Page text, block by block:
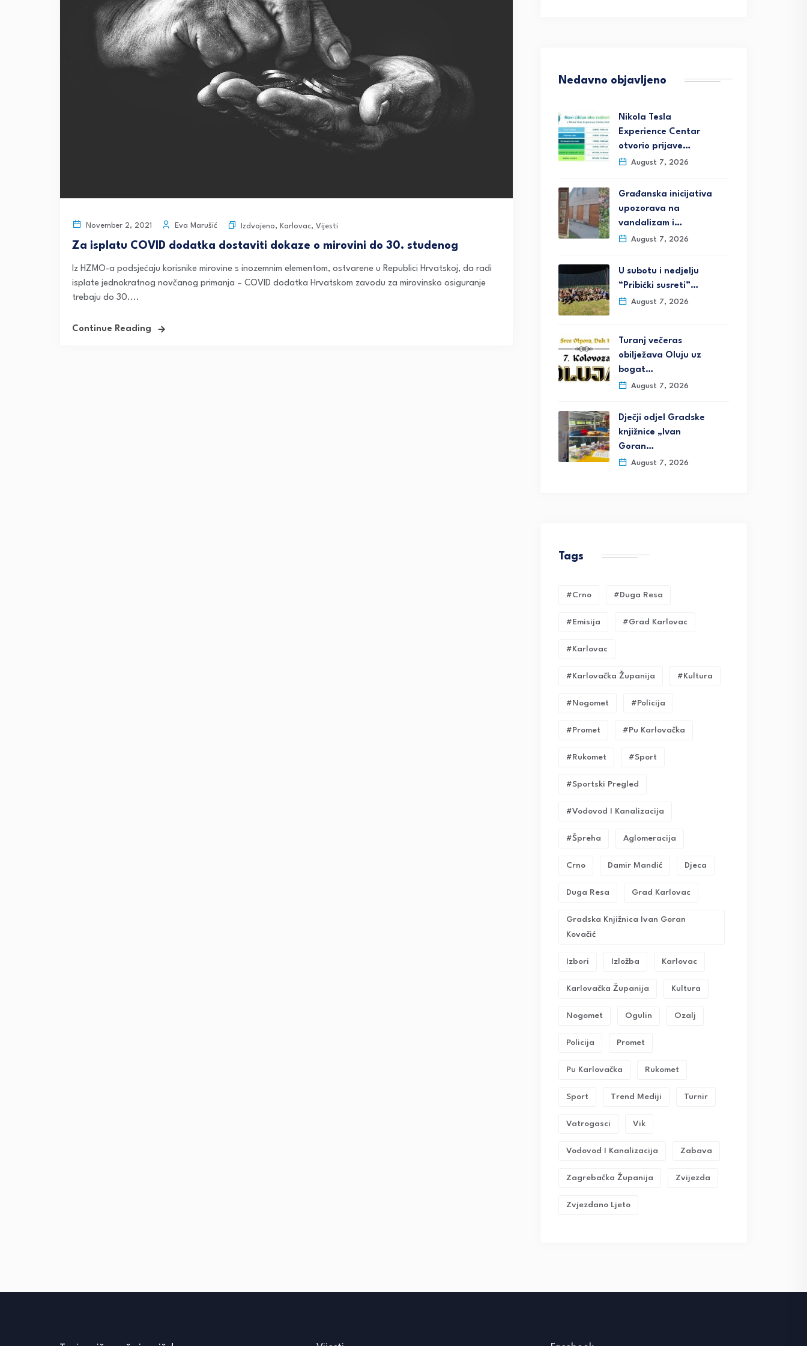
November 2, 2021 Eva Marušić Izdvojeno, Karlovac, Vijesti
Za isplatu COVID dodatka dostaviti dokaze o mirovini do 30. studenog
Iz HZMO-a podsjećaju korisnike mirovine s inozemnim elementom, ostvarene u Republici Hrvatskoj, da radi
isplate jednokratnog novčanog primanja – COVID dodatka Hrvatskom zavodu za mirovinsko osiguranje
trebaju do 30....
Continue Reading
Nedavno objavljeno
Nikola Tesla
Experience Centar
otvorio prijave…
August 7, 2026
Građanska inicijativa
upozorava na
vandalizam i…
August 7, 2026
U subotu i nedjelju
“Pribićki susreti”…
August 7, 2026
Turanj večeras
obilježava Oluju uz
bogat…
August 7, 2026
Dječji odjel Gradske
knjižnice „Ivan
Goran…
August 7, 2026
Tags
#crno #duga Resa
#emisija #grad Karlovac
#karlovac
#karlovačka Županija #kultura
#nogomet #policija
#promet #pu Karlovačka
#rukomet #sport
#sportski Pregled
#vodovod I Kanalizacija
#Špreha Aglomeracija
Crno Damir Mandić Djeca
Duga Resa Grad Karlovac
Gradska Knjižnica Ivan Goran
Kovačić
Izbori Izložba Karlovac
Karlovačka Županija Kultura
Nogomet Ogulin Ozalj
Policija Promet
Pu Karlovačka Rukomet
Sport Trend Mediji Turnir
Vatrogasci Vik
Vodovod I Kanalizacija Zabava
Zagrebačka Županija Zvijezda
Zvjezdano Ljeto